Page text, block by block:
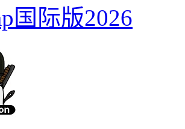
国际版2026